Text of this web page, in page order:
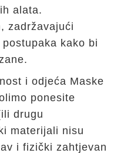
alata.
zadržavajući
kako bi
i odjeća Maske
ponesite
drugu
materijali nisu
i fizički zahtjevan